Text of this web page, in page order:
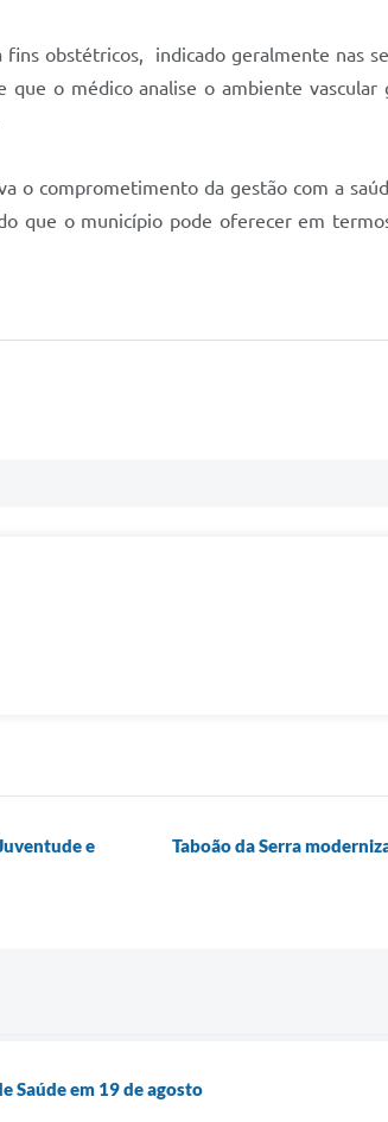
obstétricos, indicado geralmente nas
o médico analise o ambiente
o comprometimento da gestão com a
que o município pode oferecer em
e
Taboão da Serra
Saúde em 19 de agosto